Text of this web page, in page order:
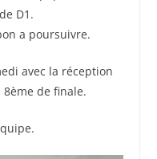
D1.
a poursuivre.
avec la réception
8ème de finale.